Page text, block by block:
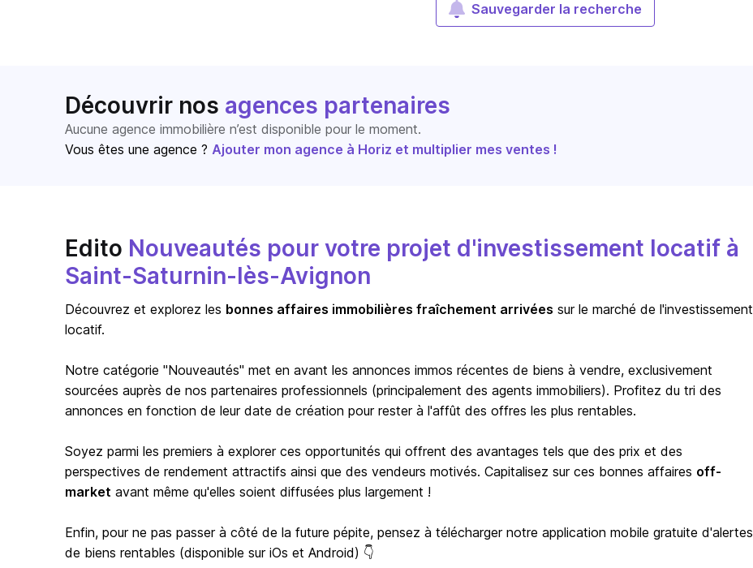
Sauvegarder la recherche
Découvrir nos agences partenaires
Aucune agence immobilière n’est disponible pour le moment.
Vous êtes une agence ? Ajouter mon agence à Horiz et multiplier mes ventes !
Edito Nouveautés pour votre projet d'investissement locatif à
Saint-Saturnin-lès-Avignon
Découvrez et explorez les bonnes affaires immobilières fraîchement arrivées sur le marché de l'investissement
locatif.
Notre catégorie "Nouveautés" met en avant les annonces immos récentes de biens à vendre, exclusivement
sourcées auprès de nos partenaires professionnels (principalement des agents immobiliers). Profitez du tri des
annonces en fonction de leur date de création pour rester à l'affût des offres les plus rentables.
Soyez parmi les premiers à explorer ces opportunités qui offrent des avantages tels que des prix et des
perspectives de rendement attractifs ainsi que des vendeurs motivés. Capitalisez sur ces bonnes affaires off-
market avant même qu'elles soient diffusées plus largement !
Enfin, pour ne pas passer à côté de la future pépite, pensez à télécharger notre application mobile gratuite d'alertes
de biens rentables (disponible sur iOs et Android) 👇